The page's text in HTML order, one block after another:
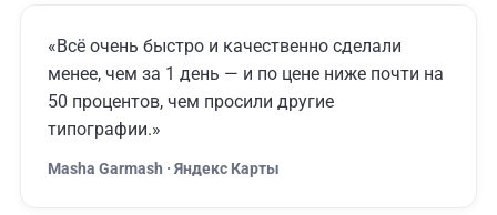
«Всё очень быстро и качественно сделали
менее, чем за 1 день — и по цене ниже почти на
50 процентов, чем просили другие
типографии.»
Masha Garmash · Яндекс Карты